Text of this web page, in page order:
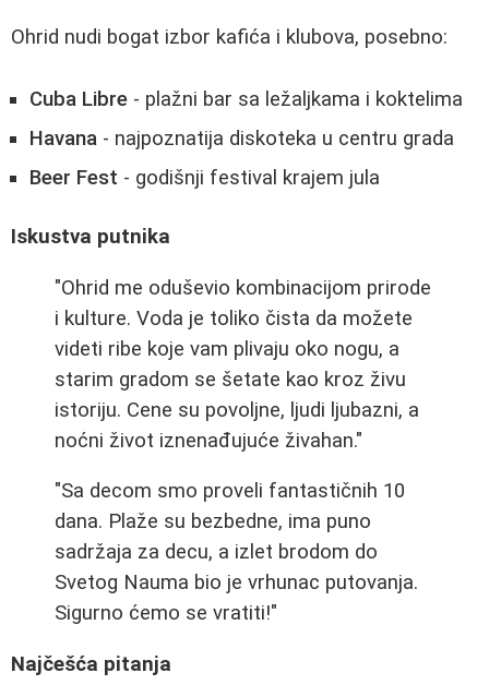
Ohrid nudi bogat izbor kafića i klubova, posebno:
Cuba Libre - plažni bar sa ležaljkama i koktelima
Havana - najpoznatija diskoteka u centru grada
Beer Fest - godišnji festival krajem jula
Iskustva putnika
"Ohrid me oduševio kombinacijom prirode
i kulture. Voda je toliko čista da možete
videti ribe koje vam plivaju oko nogu, a
starim gradom se šetate kao kroz živu
istoriju. Cene su povoljne, ljudi ljubazni, a
noćni život iznenađujuće živahan."
"Sa decom smo proveli fantastičnih 10
dana. Plaže su bezbedne, ima puno
sadržaja za decu, a izlet brodom do
Svetog Nauma bio je vrhunac putovanja.
Sigurno ćemo se vratiti!"
Najčešća pitanja